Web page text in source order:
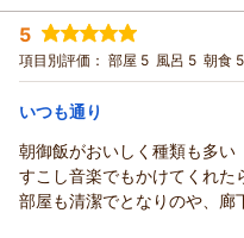
是非またのご利用を心より
副支配人 大西
投稿者： こうさん(男性/50代)
宿泊プラン： 【早期割】早めの
にもアクセス便利な好立地【素泊
宿泊価格帯： 6,001～7,000円(大
この度は市原マリンホテル
がとうございます。
お忙しい中今回貴重なご意
5
項目別評価： 部屋 5 風呂 5 朝食 5
いつも通り
朝御飯がおいしく種類も多い
すこし音楽でもかけてくれた
部屋も清潔でとなりのや、廊